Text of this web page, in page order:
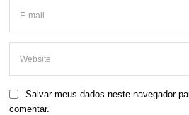
Salvar meus dados neste navegador
comentar.